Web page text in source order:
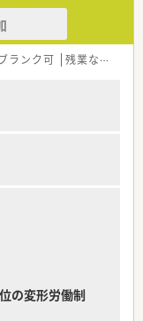
、無理のないスケジュ
す。
範囲内となり、ご経
る環境です。
導といった、薬剤師
。
。
などは本部が対応す
ます。
ランク可 残業なし(ほぼなし含む)
の変形労働制